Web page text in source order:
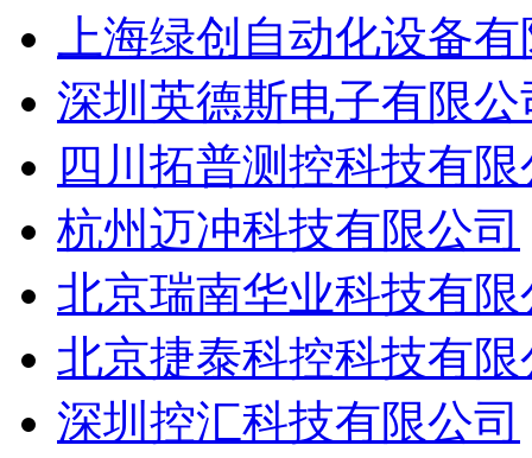
上海绿创自动化设备
深圳英德斯电子有限公
四川拓普测控科技有
杭州迈冲科技有限公司
北京瑞南华业科技有限
北京捷泰科控科技有限
深圳控汇科技有限公司